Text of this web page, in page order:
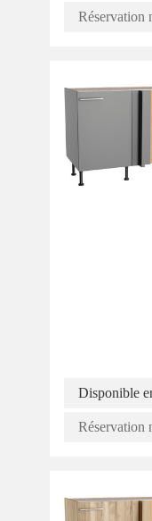
Réservation
Disponible
Réservation